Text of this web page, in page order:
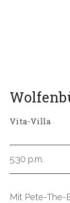
Vita-Villa
5:30 p.m.
Mit Pete-The-